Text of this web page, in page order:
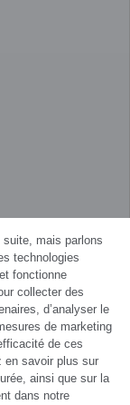
mais parlons
technologies
fonctionne
collecter des
d’analyser le
de marketing
de ces
en savoir plus sur
ainsi que sur la
dans notre